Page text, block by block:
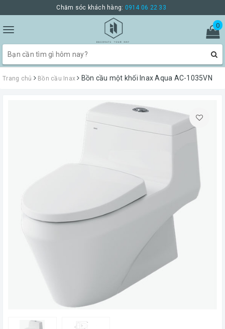
Chăm sóc khách hàng: 0914 06 22 33
Toggle
navigation
0
Trang chủ Bồn cầu Inax Bồn cầu một khối Inax Aqua AC-1035VN